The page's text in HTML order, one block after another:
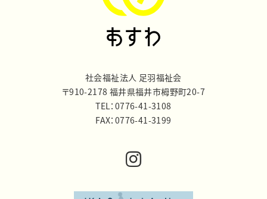
社会福祉法人 足羽福祉会
〒910-2178 福井県福井市栂野町20-7
TEL：0776-41-3108
FAX：0776-41-3199